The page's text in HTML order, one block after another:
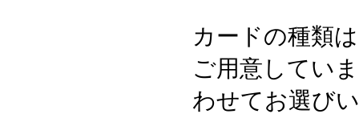
カードの種類
ご用意してい
わせてお選び